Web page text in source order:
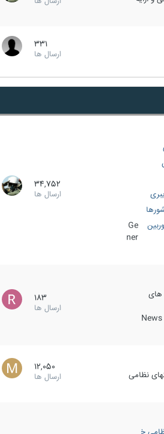
331
ارسال ها
Ge
ner
34,752
ارسال ها
های
183
ارسال ها
نظامی
12,050
ارسال ها